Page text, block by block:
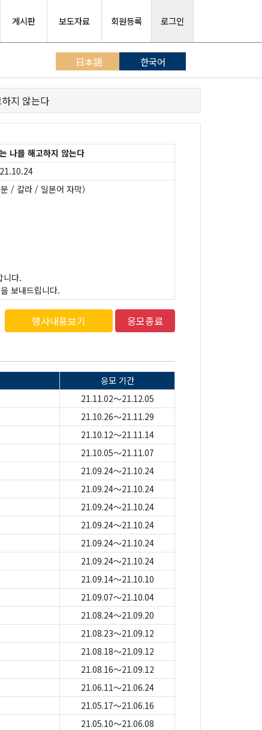
게시판 보도자료 회원등록 로그인
日本語 한국어
지 않는다
나를 해고하지 않는다
/ 칼라 / 일본어 자막）
니다.
보내드립니다.
행사내용보기 응모종료
응모 기간
21.11.02～21.12.05
21.10.26～21.11.29
21.10.12～21.11.14
21.10.05～21.11.07
21.09.24～21.10.24
21.09.24～21.10.24
21.09.24～21.10.24
21.09.24～21.10.24
21.09.24～21.10.24
21.09.24～21.10.24
21.09.14～21.10.10
21.09.07～21.10.04
21.08.24～21.09.20
21.08.23～21.09.12
21.08.18～21.09.12
21.08.16～21.09.12
21.06.11～21.06.24
21.05.17～21.06.16
21.05.10～21.06.08